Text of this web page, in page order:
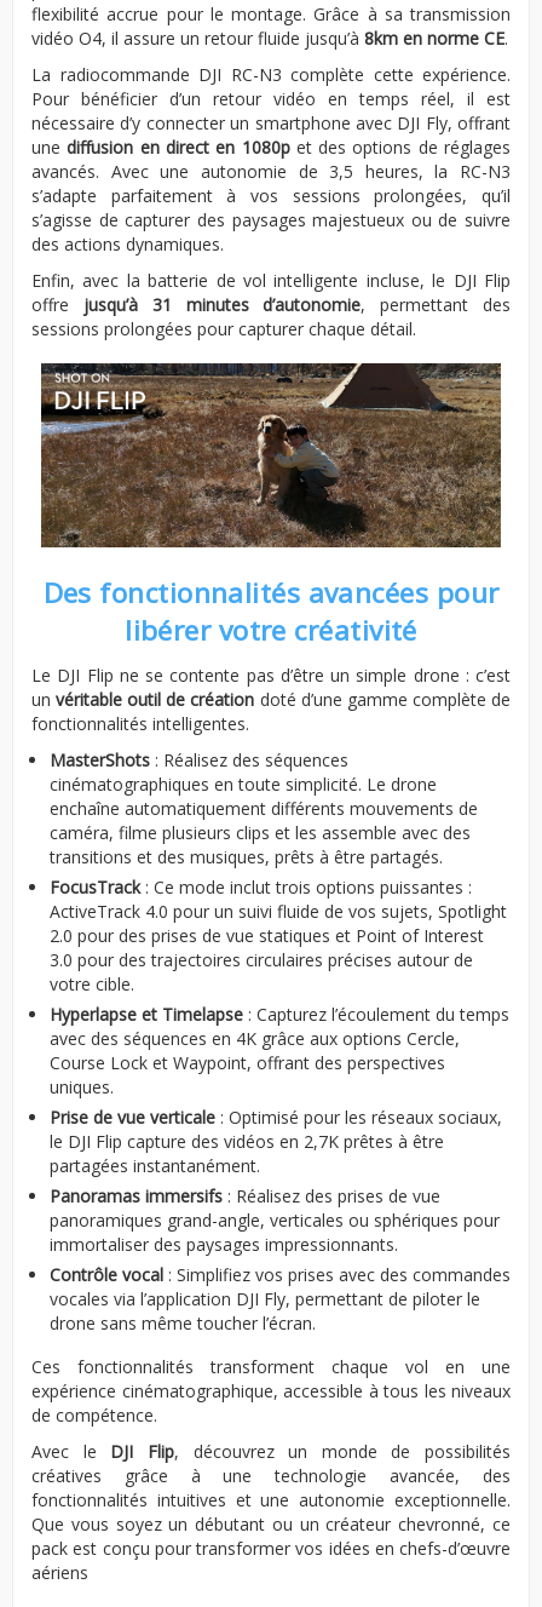
flexibilité accrue pour le montage. Grâce à sa transmission
vidéo O4, il assure un retour fluide jusqu’à 8km en norme CE.
La radiocommande DJI RC-N3 complète cette expérience.
Pour bénéficier d’un retour vidéo en temps réel, il est
nécessaire d’y connecter un smartphone avec DJI Fly, offrant
unediffusion en direct en 1080pet des options de réglages
avancés. Avec une autonomie de 3,5 heures, la RC-N3
s’adapte parfaitement à vos sessions prolongées, qu’il
s’agisse de capturer des paysages majestueux ou de suivre
des actions dynamiques.
Enfin, avec la batterie de vol intelligente incluse, le DJI Flip
offre jusqu’à 31 minutes d’autonomie, permettant des
sessions prolongées pour capturer chaque détail.
Des fonctionnalités avancées pour
libérer votre créativité
Le DJI Flip ne se contente pas d’être un simple drone : c’est
unvéritable outil de création doté d’une gamme complète de
fonctionnalités intelligentes.
MasterShots : Réalisez des séquences
cinématographiques en toute simplicité. Le drone
enchaîne automatiquement différents mouvements de
caméra, filme plusieurs clips et les assemble avec des
transitions et des musiques, prêts à être partagés.
FocusTrack: Ce mode inclut trois options puissantes :
ActiveTrack 4.0 pour un suivi fluide de vos sujets, Spotlight
2.0 pour des prises de vue statiques et Point of Interest
3.0 pour des trajectoires circulaires précises autour de
votre cible.
Hyperlapse et Timelapse : Capturez l’écoulement du temps
avec des séquences en 4K grâce aux options Cercle,
Course Lock et Waypoint, offrant des perspectives
uniques.
Prise de vue verticale : Optimisé pour les réseaux sociaux,
le DJI Flip capture des vidéos en 2,7K prêtes à être
partagées instantanément.
Panoramas immersifs : Réalisez des prises de vue
panoramiques grand-angle, verticales ou sphériques pour
immortaliser des paysages impressionnants.
Contrôle vocal : Simplifiez vos prises avec des commandes
vocales via l’application DJI Fly, permettant de piloter le
drone sans même toucher l’écran.
Ces fonctionnalités transforment chaque vol en une
expérience cinématographique, accessible à tous les niveaux
de compétence.
Avec le DJI Flip, découvrez un monde de possibilités
créatives grâce à une technologie avancée, des
fonctionnalités intuitives et une autonomie exceptionnelle.
Que vous soyez un débutant ou un créateur chevronné, ce
pack est conçu pour transformer vos idées en chefs-d’œuvre
aériens